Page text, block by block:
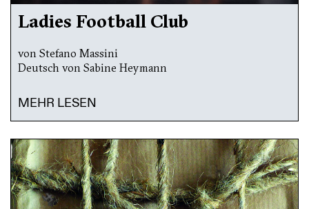
Ladies Football Club
von Stefano Massini
Deutsch von Sabine Heymann
MEHR LESEN